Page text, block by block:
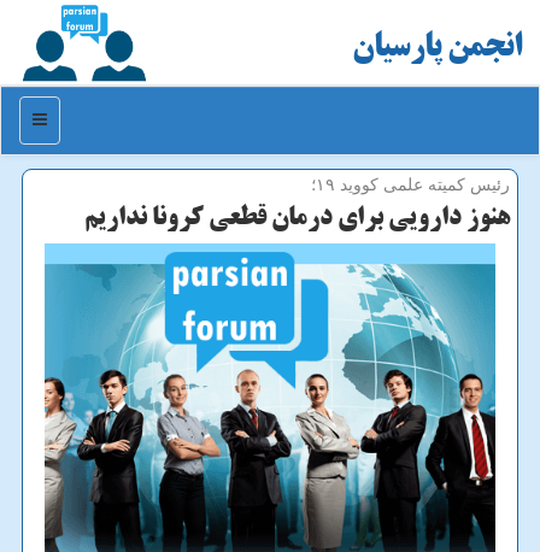
انجمن پارسیان
منو
رئیس كمیته علمی كووید ۱۹؛
هنوز دارویی برای درمان قطعی كرونا نداریم